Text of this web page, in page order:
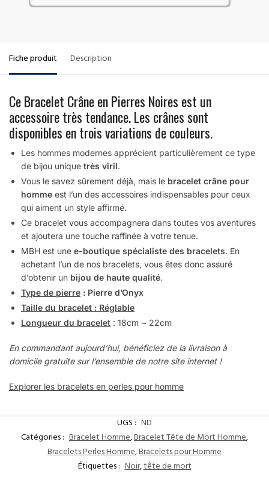
Fiche produit Description
Ce Bracelet Crâne en Pierres Noires est un
accessoire très tendance. Les crânes sont
disponibles en trois variations de couleurs.
Les hommes modernes apprécient particulièrement ce type
de bijou unique très viril.
Vous le savez sûrement déjà, mais le bracelet crâne pour
homme est l’un des accessoires indispensables pour ceux
qui aiment un style affirmé.
Ce bracelet vous accompagnera dans toutes vos aventures
et ajoutera une touche raffinée à votre tenue.
MBH est une e-boutique spécialiste des bracelets. En
achetant l’un de nos bracelets, vous êtes donc assuré
d’obtenir un bijou de haute qualité.
Type de pierre : Pierre d’Onyx
Taille du bracelet : Réglable
Longueur du bracelet : 18cm ~ 22cm
En commandant aujourd’hui, bénéficiez de la livraison à
domicile gratuite sur l’ensemble de notre site internet !
Explorer les bracelets en perles pour homme
UGS : ND
Catégories : Bracelet Homme,Bracelet Tête de Mort Homme,
Bracelets Perles Homme,Bracelets pour Homme
Étiquettes : Noir,tête de mort